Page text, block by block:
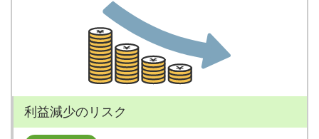
利益減少のリスク